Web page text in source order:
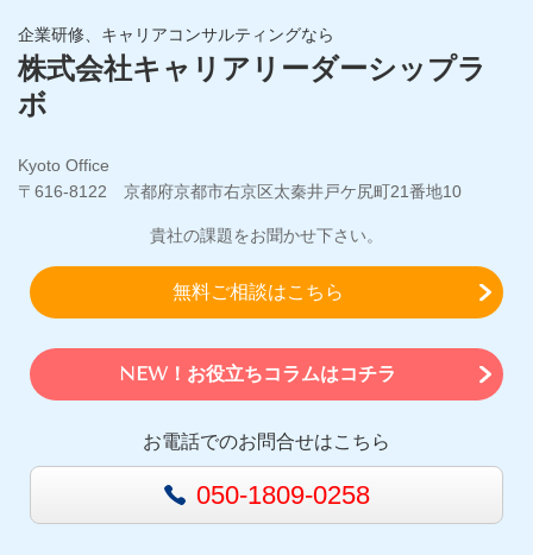
企業研修、キャリアコンサルティングなら
株式会社キャリアリーダーシップラ
ボ
Kyoto Office
〒616-8122 京都府京都市右京区太秦井戸ケ尻町21番地10
貴社の課題をお聞かせ下さい。
無料ご相談はこちら
NEW！お役立ちコラムはコチラ
お電話でのお問合せはこちら
050-1809-0258